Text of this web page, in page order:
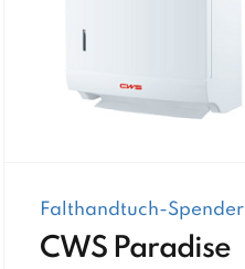
Falthandtuch-Spender
CWS Paradise